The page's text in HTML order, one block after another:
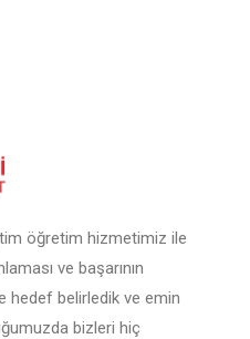
öğretim hizmetimiz ile
ve başarının
hedef belirledik ve emin
bizleri hiç